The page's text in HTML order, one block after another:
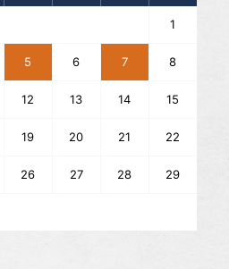
1
5 6 7 8
12 13 14 15
19 20 21 22
26 27 28 29